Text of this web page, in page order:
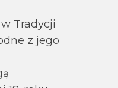
Tradycji
z jego